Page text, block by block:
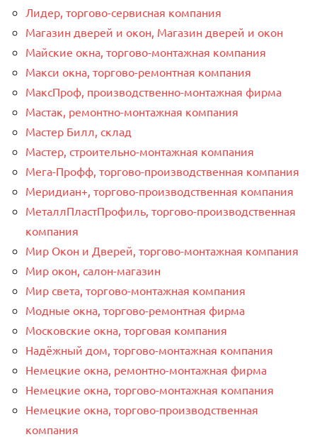
Лидер, торгово-сервисная компания
Магазин дверей и окон, Магазин дверей и окон
Майские окна, торгово-монтажная компания
Макси окна, торгово-ремонтная компания
МаксПроф, производственно-монтажная фирма
Мастак, ремонтно-монтажная компания
Мастер Билл, склад
Мастер, строительно-монтажная компания
Мега-Профф, торгово-производственная компания
Меридиан+, торгово-производственная компания
МеталлПластПрофиль, торгово-производственная
компания
Мир Окон и Дверей, торгово-монтажная компания
Мир окон, салон-магазин
Мир света, торгово-монтажная компания
Модные окна, торгово-ремонтная фирма
Московские окна, торговая компания
Надёжный дом, торгово-монтажная компания
Немецкие окна, ремонтно-монтажная фирма
Немецкие окна, торгово-монтажная компания
Немецкие окна, торгово-производственная
компания